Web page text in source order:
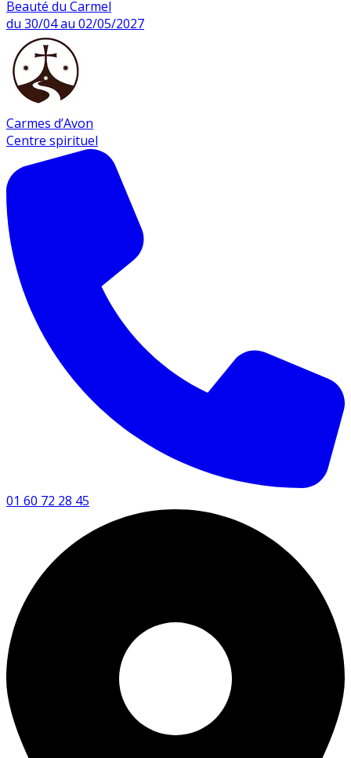
Beauté du Carmel
du 30/04 au 02/05/2027
Carmes d’Avon
Centre spirituel
01 60 72 28 45